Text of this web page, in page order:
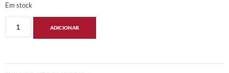
Em stock
ADICIONAR